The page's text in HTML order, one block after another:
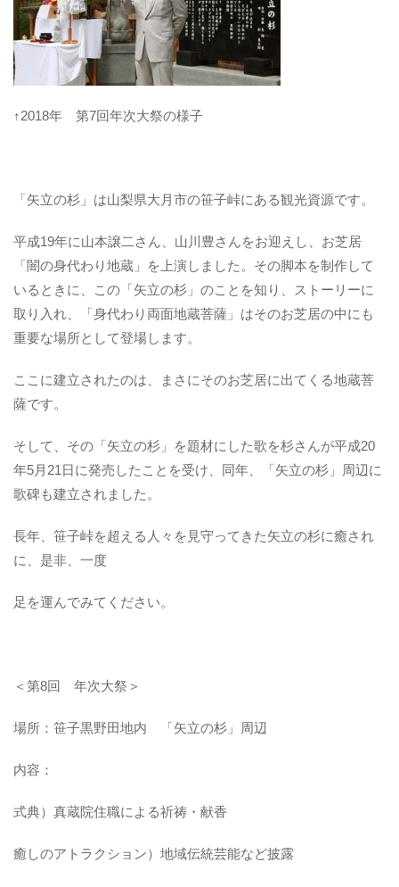
↑2018年 第7回年次大祭の様子
「矢立の杉」は山梨県大月市の笹子峠にある観光資源です。
平成19年に山本譲二さん、山川豊さんをお迎えし、お芝居
「闇の身代わり地蔵」を上演しました。その脚本を制作して
いるときに、この「矢立の杉」のことを知り、ストーリーに
取り入れ、「身代わり両面地蔵菩薩」はそのお芝居の中にも
重要な場所として登場します。
ここに建立されたのは、まさにそのお芝居に出てくる地蔵菩
薩です。
そして、その「矢立の杉」を題材にした歌を杉さんが平成20
年5月21日に発売したことを受け、同年、「矢立の杉」周辺に
歌碑も建立されました。
長年、笹子峠を超える人々を見守ってきた矢立の杉に癒され
に、是非、一度
足を運んでみてください。
＜第8回 年次大祭＞
場所：笹子黒野田地内 「矢立の杉」周辺
内容：
式典）真蔵院住職による祈祷・献香
癒しのアトラクション）地域伝統芸能など披露